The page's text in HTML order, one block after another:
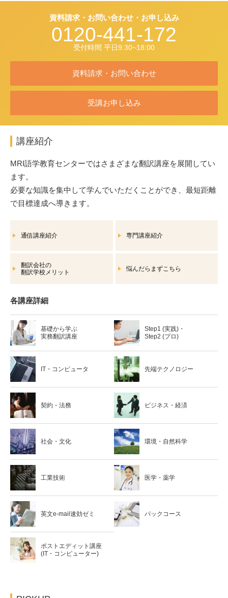
資料請求・お問い合わせ・お申し込み
0120-441-172
受付時間 平日9:30~18:00
資料請求・お問い合わせ
受講お申し込み
講座紹介
MRI語学教育センターではさまざまな翻訳講座を展開してい
ます。
必要な知識を集中して学んでいただくことができ、最短距離
で目標達成へ導きます。
通信講座紹介 専門講座紹介
翻訳会社の
翻訳学校メリット
悩んだらまずこちら
各講座詳細
基礎から学ぶ
実務翻訳講座
Step1 (実践)・
Step2 (プロ)
IT・コンピュータ 先端テクノロジー
契約・法務 ビジネス・経済
社会・文化 環境・自然科学
工業技術 医学・薬学
英文e-mail速効ゼミ パックコース
ポストエディット講座
(IT・コンピューター)